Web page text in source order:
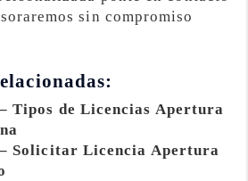
sin compromiso
Tipos de Licencias Apertura
Solicitar Licencia Apertura